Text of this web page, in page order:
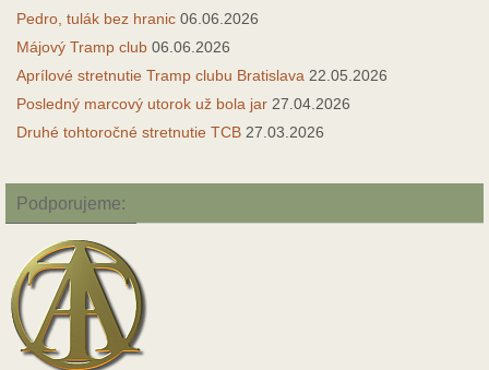
Pedro, tulák bez hranic 06.06.2026
Májový Tramp club 06.06.2026
Aprílové stretnutie Tramp clubu Bratislava 22.05.2026
Posledný marcový utorok už bola jar 27.04.2026
Druhé tohtoročné stretnutie TCB 27.03.2026
Podporujeme: